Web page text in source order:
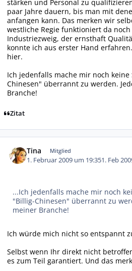
stärken und Personal zu
paar Jahre dauern, bis man mit
anfangen kann. Das merken wir
westliche Regie funktioniert da
Industriezweig, der ernsthaft
konnte ich aus erster Hand
hier.
Ich jedenfalls mache mir noch
Chinesen" überrannt zu werden.
Branche!
Zitat
Tina Mitglied
1. Februar 2009 um 19:351. Feb
...Ich jedenfalls mache mir noch
"Billig-Chinesen" überrannt zu
meiner Branche!
Ich würde mich nicht so entspannt
Selbst wenn Ihr direkt nicht
es zum Teil garantiert. Und das